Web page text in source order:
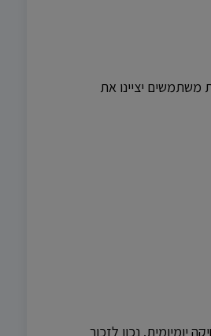
משתמשים יציינו את
נכון לזכור